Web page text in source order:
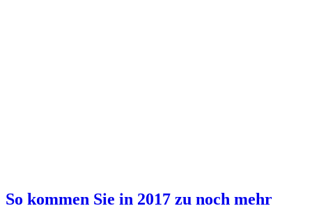
So kommen Sie in 2017 zu noch mehr